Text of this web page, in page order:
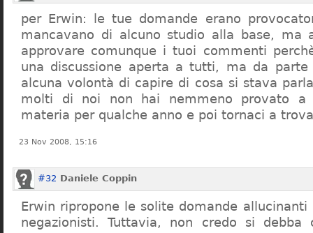
per Erwin: le tue domande erano
mancavano di alcuno studio alla base, ma
approvare comunque i tuoi commenti
una discussione aperta a tutti, ma da parte
alcuna volontà di capire di cosa si stava
molti di noi non hai nemmeno provato a
materia per qualche anno e poi tornaci a
23 Nov 2008, 15:16
#32 Daniele Coppin
Erwin ripropone le solite domande
negazionisti. Tuttavia, non credo si debba